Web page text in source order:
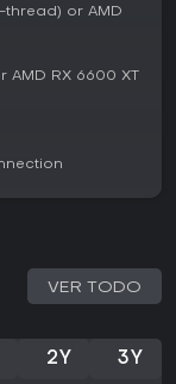
les
continuo
ligadas a
al día.
siempre que el
en sesiones
thread) or AMD
AMD RX 6600 XT
VER TODO
2Y 3Y